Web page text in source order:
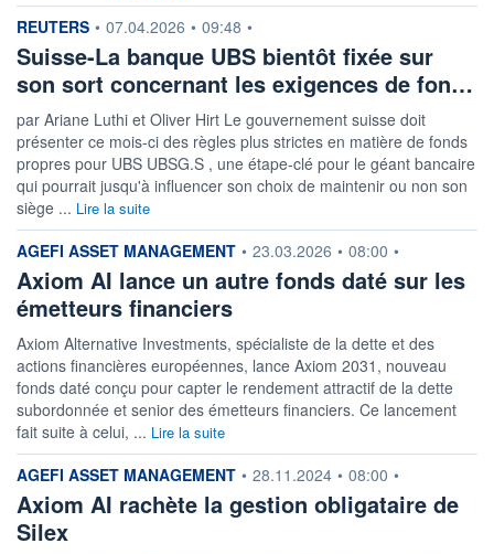
FONDS PARTENAIRES
TARIFS PRIVILÉGIÉS 0%
ÉLIGIBILITÉ
PEA PEA-PME BOURSOVIE LUX
BOURSOVIE
CTO BUSINESS
Non éligible Boursobank
ACTIF NET (EUR)
121M / 31.07.26
NOTATION MORNINGSTAR ⁽¹⁾
RISQUE DU FONDS (SRI)
0/7
+ PORTEFEUILLE + LISTE
information fournie par
REUTERS • 07.04.2026 • 09:48 •
Suisse-La banque UBS bientôt fixée sur
son sort concernant les exigences de fon…
par Ariane Luthi et Oliver Hirt Le gouvernement suisse doit
présenter ce mois-ci des règles plus strictes en matière de fonds
propres pour UBS UBSG.S , une étape-clé pour le géant bancaire
qui pourrait jusqu'à influencer son choix de maintenir ou non son
siège ... Lire la suite
information fournie par
AGEFI ASSET MANAGEMENT • 23.03.2026 • 08:00 •
Axiom AI lance un autre fonds daté sur les
émetteurs financiers
Axiom Alternative Investments, spécialiste de la dette et des
actions financières européennes, lance Axiom 2031, nouveau
fonds daté conçu pour capter le rendement attractif de la dette
subordonnée et senior des émetteurs financiers. Ce lancement
fait suite à celui, ... Lire la suite
information fournie par
AGEFI ASSET MANAGEMENT • 28.11.2024 • 08:00 •
Axiom AI rachète la gestion obligataire de
Silex